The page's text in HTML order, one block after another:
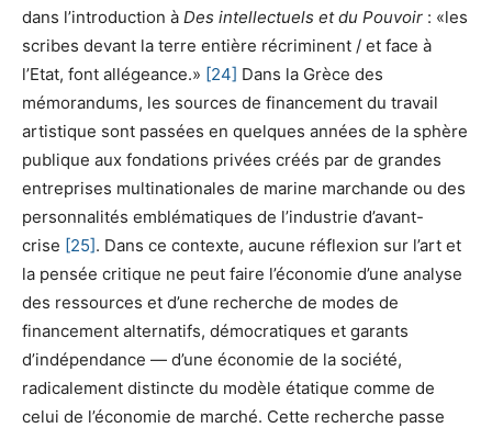
dans l’introduction à Des intellectuels et du Pouvoir : «les
scribes devant la terre entière récriminent / et face à
l’Etat, font allégeance.» [24] Dans la Grèce des
mémorandums, les sources de financement du travail
artistique sont passées en quelques années de la sphère
publique aux fondations privées créés par de grandes
entreprises multinationales de marine marchande ou des
personnalités emblématiques de l’industrie d’avant-
crise [25]. Dans ce contexte, aucune réflexion sur l’art et
la pensée critique ne peut faire l’économie d’une analyse
des ressources et d’une recherche de modes de
financement alternatifs, démocratiques et garants
d’indépendance — d’une économie de la société,
radicalement distincte du modèle étatique comme de
celui de l’économie de marché. Cette recherche passe